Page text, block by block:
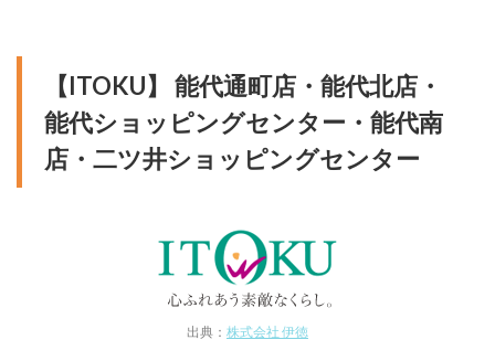
【ITOKU】 能代通町店・能代北店・
能代ショッピングセンター・能代南
店・二ツ井ショッピングセンター
出典： 株式会社 伊徳